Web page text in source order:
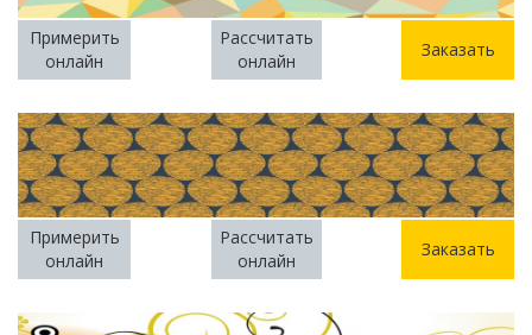
Примерить
онлайн
Рассчитать
онлайн
Заказать
Примерить
онлайн
Рассчитать
онлайн
Заказать